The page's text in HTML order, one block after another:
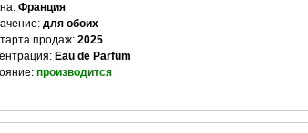
Франция
для обоих
продаж: 2025
Eau de Parfum
производится